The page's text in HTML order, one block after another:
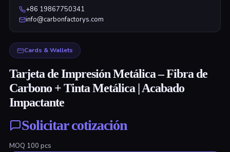
+86 19867750341
info@carbonfactorys.com
Cards & Wallets
Tarjeta de Impresión Metálica – Fibra de
Carbono + Tinta Metálica | Acabado
Impactante
Solicitar cotización
MOQ 100 pcs